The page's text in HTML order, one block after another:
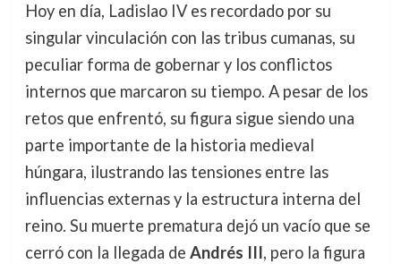
Hoy en día, Ladislao IV es recordado por su
singular vinculación con las tribus cumanas, su
peculiar forma de gobernar y los conflictos
internos que marcaron su tiempo. A pesar de los
retos que enfrentó, su figura sigue siendo una
parte importante de la historia medieval
húngara, ilustrando las tensiones entre las
influencias externas y la estructura interna del
reino. Su muerte prematura dejó un vacío que se
cerró con la llegada de Andrés III, pero la figura